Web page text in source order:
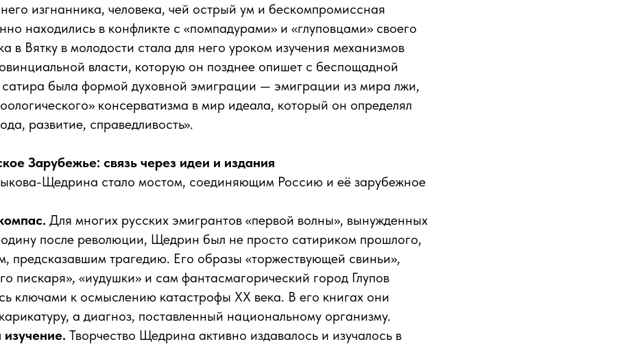
изгнанника, человека, чей острый ум и бескомпромиссная
находились в конфликте с «помпадурами» и «глуповцами» своего
в Вятку в молодости стала для него уроком изучения механизмов
власти, которую он позднее опишет с беспощадной
сатира была формой духовной эмиграции — эмиграции из мира лжи,
консерватизма в мир идеала, который он определял
развитие, справедливость».
Зарубежье: связь через идеи и издания
Щедрина стало мостом, соединяющим Россию и её зарубежное
Для многих русских эмигрантов «первой волны», вынужденных
после революции, Щедрин был не просто сатириком прошлого,
предсказавшим трагедию. Его образы «торжествующей свиньи»,
пискаря», «иудушки» и сам фантасмагорический город Глупов
ключами к осмыслению катастрофы XX века. В его книгах они
а диагноз, поставленный национальному организму.
Творчество Щедрина активно издавалось и изучалось в